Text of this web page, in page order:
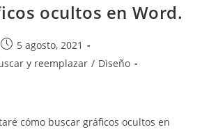
ocultos en Word.
Publicación
de
5 agosto, 2021
y reemplazar / Diseño
cómo buscar gráficos ocultos en